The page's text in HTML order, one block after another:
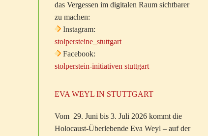
das Vergessen im digitalen Raum sichtbarer
zu machen:
Instagram:
stolpersteine_stuttgart
Facebook:
stolperstein-initiativen stuttgart
EVA WEYL IN STUTTGART
Vom 29. Juni bis 3. Juli 2026 kommt die
Holocaust-Überlebende Eva Weyl – auf der